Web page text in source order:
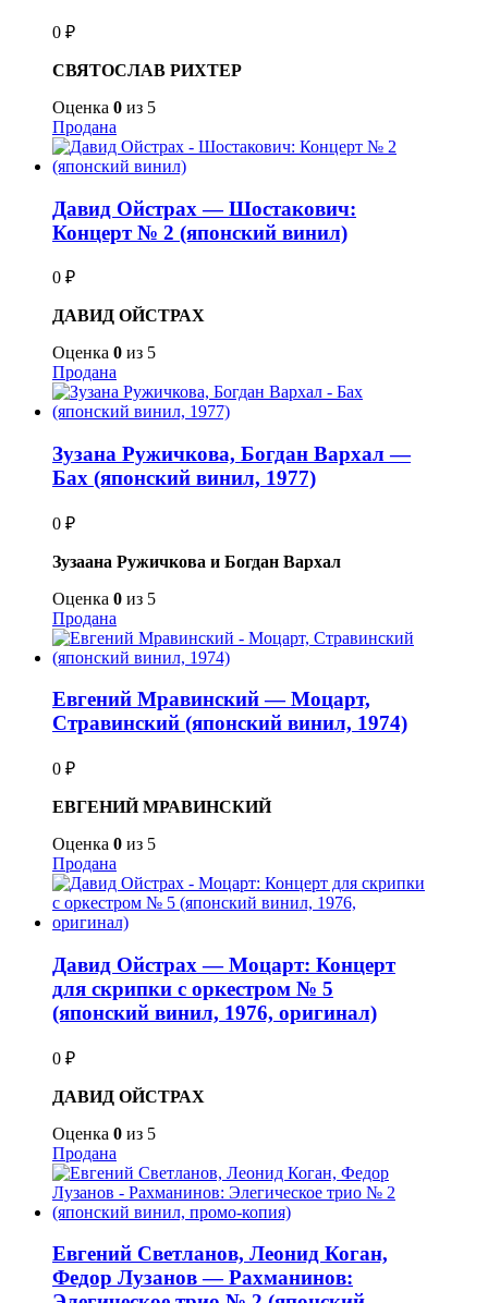
0 ₽
СВЯТОСЛАВ РИХТЕР
Оценка 0 из 5
Продана
Давид Ойстрах — Шостакович:
Концерт № 2 (японский винил)
0 ₽
ДАВИД ОЙСТРАХ
Оценка 0 из 5
Продана
Зузана Ружичкова, Богдан Вархал —
Бах (японский винил, 1977)
0 ₽
Зузаана Ружичкова и Богдан Вархал
Оценка 0 из 5
Продана
Евгений Мравинский — Моцарт,
Стравинский (японский винил, 1974)
0 ₽
ЕВГЕНИЙ МРАВИНСКИЙ
Оценка 0 из 5
Продана
Давид Ойстрах — Моцарт: Концерт
для скрипки с оркестром № 5
(японский винил, 1976, оригинал)
0 ₽
ДАВИД ОЙСТРАХ
Оценка 0 из 5
Продана
Евгений Светланов, Леонид Коган,
Федор Лузанов — Рахманинов: